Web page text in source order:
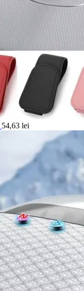
54,63 lei